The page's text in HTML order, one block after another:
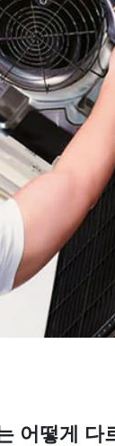
어떻게 다